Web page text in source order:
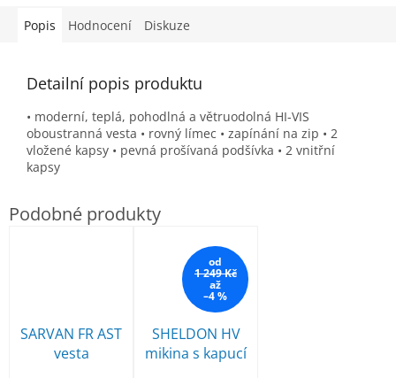
Popis Hodnocení Diskuze
Detailní popis produktu
• moderní, teplá, pohodlná a větruodolná HI-VIS
oboustranná vesta • rovný límec • zapínání na zip • 2
vložené kapsy • pevná prošívaná podšívka • 2 vnitřní
kapsy
SARVAN FR AST
vesta
od
1 249 Kč
až
–4 %
SHELDON HV
mikina s kapucí